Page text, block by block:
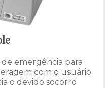
emergência para
com o usuário
o devido socorro